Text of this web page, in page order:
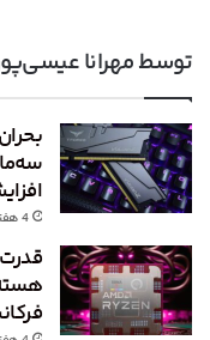
توسط مهرانا
4 هفته پیش